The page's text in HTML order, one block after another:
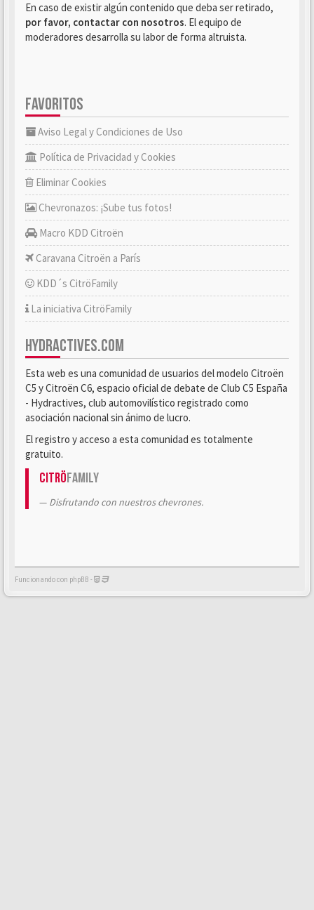
En caso de existir algún contenido que deba ser retirado,
por favor, contactar con nosotros. El equipo de
moderadores desarrolla su labor de forma altruista.
FAVORITOS
Aviso Legal y Condiciones de Uso
Política de Privacidad y Cookies
Eliminar Cookies
Chevronazos: ¡Sube tus fotos!
Macro KDD Citroën
Caravana Citroën a París
KDD´s CitröFamily
La iniciativa CitröFamily
HYDRACTIVES.COM
Esta web es una comunidad de usuarios del modelo Citroën
C5 y Citroën C6, espacio oficial de debate de Club C5 España
- Hydractives, club automovilístico registrado como
asociación nacional sin ánimo de lucro.
El registro y acceso a esta comunidad es totalmente
gratuito.
CitröFamily
Disfrutando con nuestros chevrones.
Funcionando con phpBB -